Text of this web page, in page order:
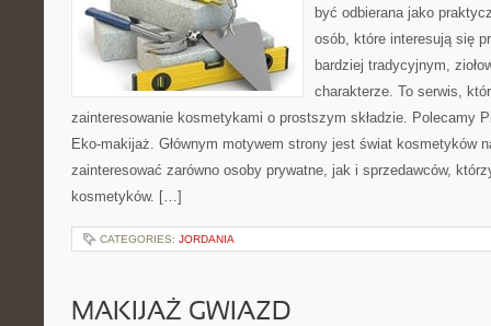
być odbierana jako
osób, które interesują się
bardziej tradycyjnym,
charakterze. To serwis,
zainteresowanie kosmetykami o prostszym składzie. Polecamy
Eko-makijaż. Głównym motywem strony jest świat kosmetyków
zainteresować zarówno osoby prywatne, jak i sprzedawców,
kosmetyków. […]
CATEGORIES: JORDANIA
MAKIJAŻ GWIAZD